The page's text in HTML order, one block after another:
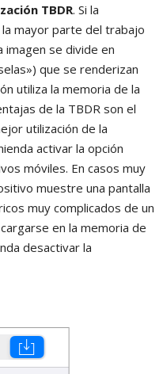
TBDR. Si la
mayor parte del trabajo
imagen se divide en
que se renderizan
utiliza la memoria de la
de la TBDR son el
utilización de la
activar la opción
móviles. En casos muy
muestre una pantalla
muy complicados de un
en la memoria de
desactivar la